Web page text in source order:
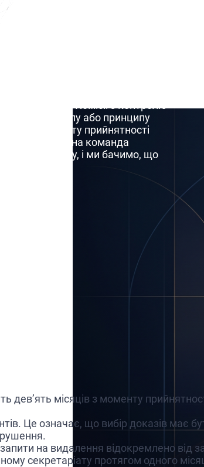
Інтерполу
Інтерполу або принципу
від моменту прийнятності
Наша юридична команда
з 2018 року, і ми бачимо, що
дев’ять місяців з моменту
Це означає, що вибір доказів має
на видалення відокремлено від
секретаріату протягом одного